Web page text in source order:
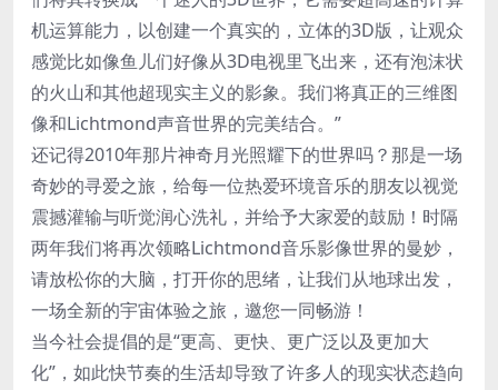
机运算能力，以创建一个真实的，立体的3D版，让观众
感觉比如像鱼儿们好像从3D电视里飞出来，还有泡沫状
的火山和其他超现实主义的影象。我们将真正的三维图
像和Lichtmond声音世界的完美结合。”
还记得2010年那片神奇月光照耀下的世界吗？那是一场
奇妙的寻爱之旅，给每一位热爱环境音乐的朋友以视觉
震撼灌输与听觉润心洗礼，并给予大家爱的鼓励！时隔
两年我们将再次领略Lichtmond音乐影像世界的曼妙，
请放松你的大脑，打开你的思绪，让我们从地球出发，
一场全新的宇宙体验之旅，邀您一同畅游！
当今社会提倡的是“更高、更快、更广泛以及更加大
化”，如此快节奏的生活却导致了许多人的现实状态趋向